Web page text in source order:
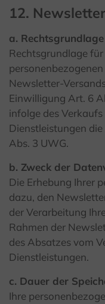
12. Newsletter
a.
Rechtsgrundlage
Newsletter-
Einwilligung Art. 6
infolge des
Dienstleistungen
Abs. 3 UWG.
b. Zweck der
Die Erhebung Ihrer
dazu, den
der Verarbeitung
Rahmen der
des Absatzes vom
Dienstleistungen.
c. Dauer der
Ihre